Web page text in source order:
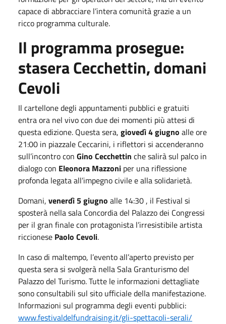
capace di abbracciare l’intera comunità grazie a un
ricco programma culturale.
Il programma prosegue:
stasera Cecchettin, domani
Cevoli
Il cartellone degli appuntamenti pubblici e gratuiti
entra ora nel vivo con due dei momenti più attesi di
questa edizione. Questa sera, giovedì 4 giugno alle ore
21:00 in piazzale Ceccarini, i riflettori si accenderanno
sull’incontro con Gino Cecchettin che salirà sul palco in
dialogo con Eleonora Mazzoni per una riflessione
profonda legata all’impegno civile e alla solidarietà.
Domani, venerdì 5 giugno alle 14:30 , il Festival si
sposterà nella sala Concordia del Palazzo dei Congressi
per il gran finale con protagonista l’irresistibile artista
riccionese Paolo Cevoli.
In caso di maltempo, l’evento all’aperto previsto per
questa sera si svolgerà nella Sala Granturismo del
Palazzo del Turismo. Tutte le informazioni dettagliate
sono consultabili sul sito ufficiale della manifestazione.
Informazioni sul programma degli eventi pubblici:
www.festivaldelfundraising.it/gli-spettacoli-serali/